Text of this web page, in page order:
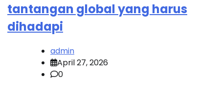
tantangan global yang harus
dihadapi
admin
April 27, 2026
0